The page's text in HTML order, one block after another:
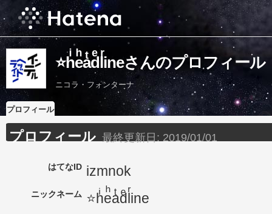
⭐hͥeͪaͭdͤlͬineさんのプロフィール
ニコラ・フォンターナ
プロフィール
プロフィール 最終更新日: 2019/01/01
はてなID izmnok
ニックネーム ⭐hͥeͪaͭdͤlͬine